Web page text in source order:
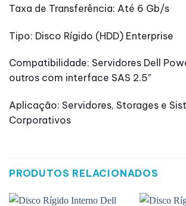
Taxa de Transferência: Até 6 Gb/s
Tipo: Disco Rígido (HDD) Enterprise
Compatibilidade: Servidores Dell
outros com interface SAS 2.5″
Aplicação: Servidores, Storages e
Corporativos
PRODUTOS RELACIONADOS